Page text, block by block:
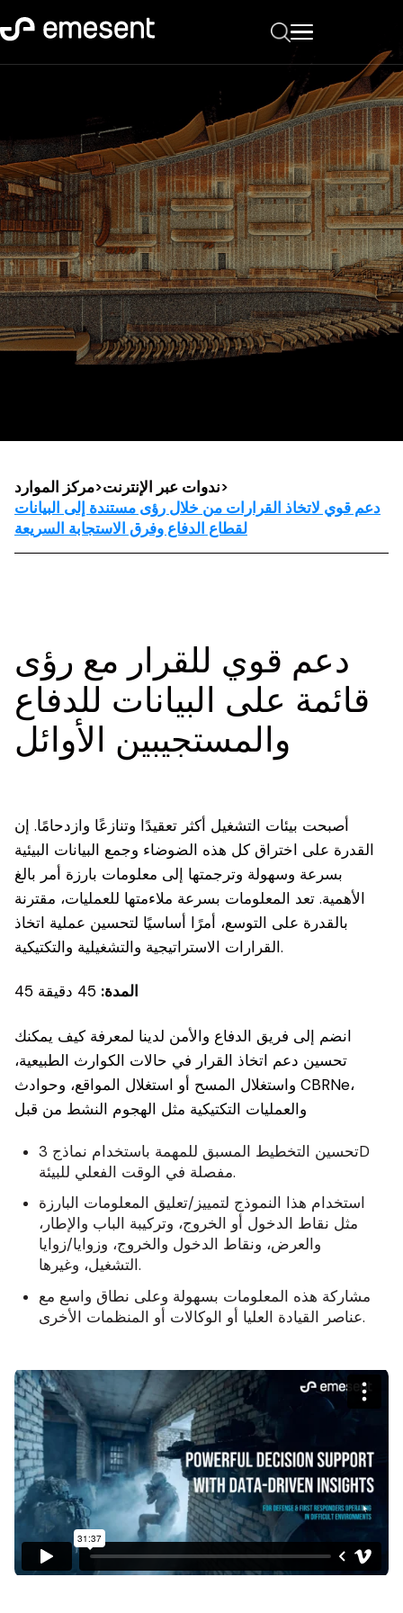
مركز الموارد>ندوات عبر الإنترنت>
دعم قوي لاتخاذ القرارات من خلال رؤى مستندة إلى البيانات
لقطاع الدفاع وفرق الاستجابة السريعة
دعم قوي للقرار مع رؤى
قائمة على البيانات للدفاع
والمستجيبين الأوائل
أصبحت بيئات التشغيل أكثر تعقيدًا وتنازعًا وازدحامًا. إن
القدرة على اختراق كل هذه الضوضاء وجمع البيانات البيئية
بسرعة وسهولة وترجمتها إلى معلومات بارزة أمر بالغ
الأهمية. تعد المعلومات بسرعة ملاءمتها للعمليات، مقترنة
بالقدرة على التوسع، أمرًا أساسيًا لتحسين عملية اتخاذ
القرارات الاستراتيجية والتشغيلية والتكتيكية.
المدة:
انضم إلى فريق الدفاع والأمن لدينا لمعرفة كيف يمكنك
تحسين دعم اتخاذ القرار في حالات الكوارث الطبيعية،
واستغلال المسح أو استغلال المواقع، وحوادث CBRNe،
والعمليات التكتيكية مثل الهجوم النشط من قبل
تحسين التخطيط المسبق للمهمة باستخدام نماذج 3D
مفصلة في الوقت الفعلي للبيئة.
استخدام هذا النموذج لتمييز/تعليق المعلومات البارزة
مثل نقاط الدخول أو الخروج، وتركيبة الباب والإطار،
والعرض، ونقاط الدخول والخروج، وزوايا/زوايا
التشغيل، وغيرها.
مشاركة هذه المعلومات بسهولة وعلى نطاق واسع مع
عناصر القيادة العليا أو الوكالات أو المنظمات الأخرى.